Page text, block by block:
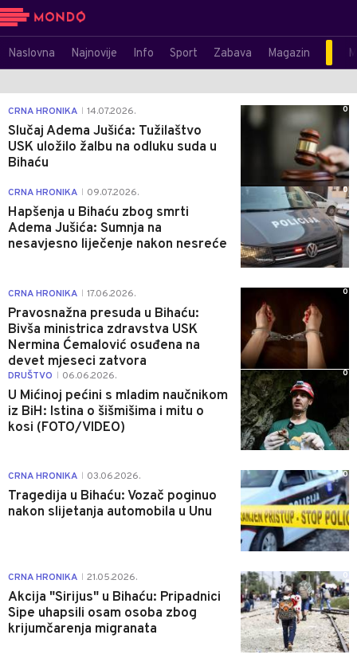
Naslovna Najnovije Info Sport Zabava Magazin
CRNA HRONIKA 14.07.2026.
Slučaj Adema Jušića: Tužilaštvo
USK uložilo žalbu na odluku suda u
Bihaću
0
CRNA HRONIKA 09.07.2026.
Hapšenja u Bihaću zbog smrti
Adema Jušića: Sumnja na
nesavjesno liječenje nakon nesreće
0
CRNA HRONIKA 17.06.2026.
Pravosnažna presuda u Bihaću:
Bivša ministrica zdravstva USK
Nermina Ćemalović osuđena na
devet mjeseci zatvora
0
DRUŠTVO 06.06.2026.
U Mićinoj pećini s mladim naučnikom
iz BiH: Istina o šišmišima i mitu o
kosi (FOTO/VIDEO)
0
CRNA HRONIKA 03.06.2026.
Tragedija u Bihaću: Vozač poginuo
nakon slijetanja automobila u Unu
0
CRNA HRONIKA 21.05.2026.
Akcija "Sirijus" u Bihaću: Pripadnici
Sipe uhapsili osam osoba zbog
krijumčarenja migranata
0